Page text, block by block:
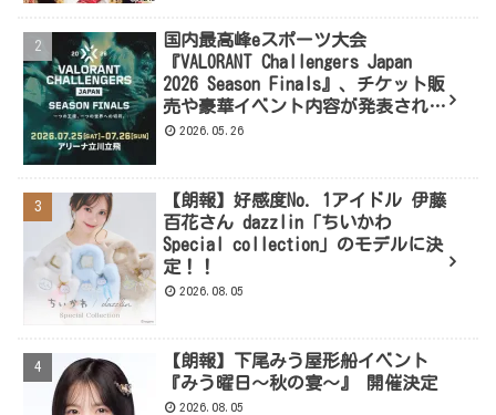
国内最高峰eスポーツ大会
『VALORANT Challengers Japan
2026 Season Finals』、チケット販
売や豪華イベント内容が発表された
よ！2026.05.26
【朗報】好感度No. 1アイドル 伊藤
百花さん dazzlin「ちいかわ
Special collection」のモデルに決
定！！
2026.08.05
【朗報】下尾みう屋形船イベント
『みう曜日～秋の宴～』 開催決定
2026.08.05